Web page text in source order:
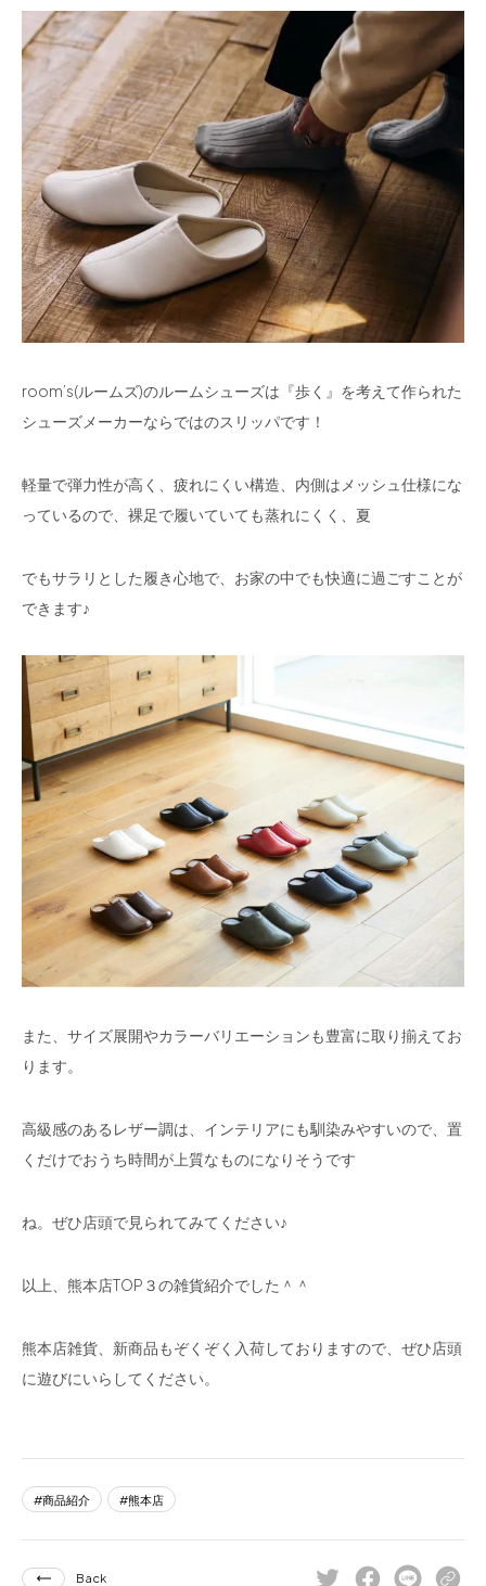
room’s(ルームズ)のルームシューズは『歩く』を考えて作られた
シューズメーカーならではのスリッパです！
軽量で弾力性が高く、疲れにくい構造、内側はメッシュ仕様にな
っているので、裸足で履いていても蒸れにくく、夏
でもサラリとした履き心地で、お家の中でも快適に過ごすことが
できます♪
また、サイズ展開やカラーバリエーションも豊富に取り揃えてお
ります。
高級感のあるレザー調は、インテリアにも馴染みやすいので、置
くだけでおうち時間が上質なものになりそうです
ね。ぜひ店頭で見られてみてください♪
以上、熊本店TOP３の雑貨紹介でした＾＾
熊本店雑貨、新商品もぞくぞく入荷しておりますので、ぜひ店頭
に遊びにいらしてください。
商品紹介 熊本店
Back